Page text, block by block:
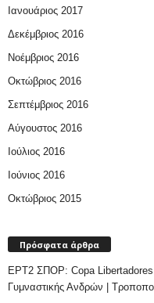
Ιανουάριος 2017
Δεκέμβριος 2016
Νοέμβριος 2016
Οκτώβριος 2016
Σεπτέμβριος 2016
Αύγουστος 2016
Ιούλιος 2016
Ιούνιος 2016
Οκτώβριος 2015
Πρόσφατα άρθρα
ΕΡΤ2 ΣΠΟΡ: Copa
Γυμναστικής Ανδρών |